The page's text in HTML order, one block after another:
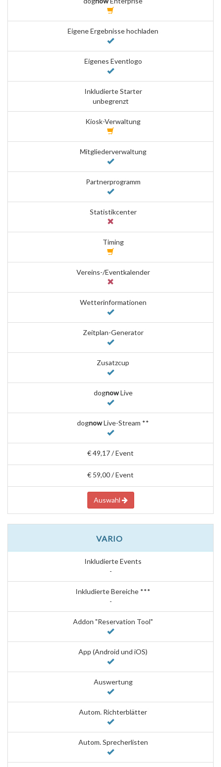
Eigene Ergebnisse hochladen
Eigenes Eventlogo
Inkludierte Starter
unbegrenzt
Kiosk-Verwaltung
Mitgliederverwaltung
Partnerprogramm
Statistikcenter
Timing
Vereins-/Eventkalender
Wetterinformationen
Zeitplan-Generator
Zusatzcup
dognowLive
dognowLive-Stream **
€ 49,17 / Event
€ 59,00 / Event
Auswahl
VARIO
Inkludierte Events
-
Inkludierte Bereiche ***
-
Addon "Reservation Tool"
App (Android und iOS)
Auswertung
Autom. Richterblätter
Autom. Sprecherlisten